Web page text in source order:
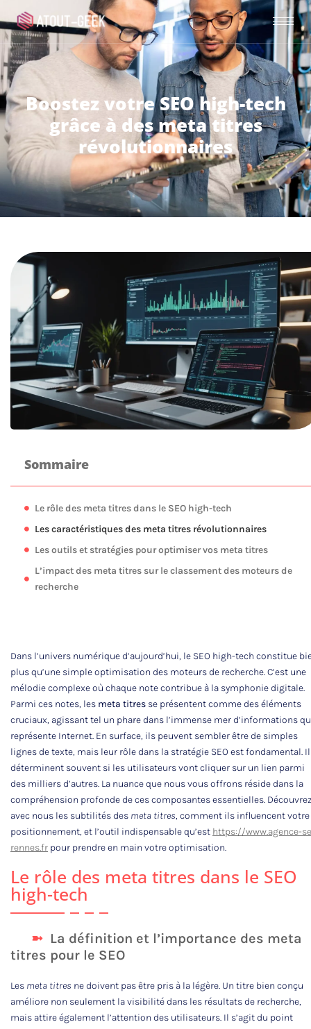
Boostez votre SEO high-tech
grâce à des meta titres
révolutionnaires
Sommaire
Le rôle des meta titres dans le SEO high-tech
Les caractéristiques des meta titres révolutionnaires
Les outils et stratégies pour optimiser vos meta titres
L’impact des meta titres sur le classement des moteurs de
recherche
Dans l’univers numérique d’aujourd’hui, le SEO high-tech constitue
plus qu’une simple optimisation des moteurs de recherche. C’est une
mélodie complexe où chaque note contribue à la symphonie digitale.
Parmi ces notes, les meta titres se présentent comme des éléments
cruciaux, agissant tel un phare dans l’immense mer d’informations
représente Internet. En surface, ils peuvent sembler être de simples
lignes de texte, mais leur rôle dans la stratégie SEO est fondamental.
déterminent souvent si les utilisateurs vont cliquer sur un lien parmi
des milliers d’autres. La nuance que nous vous offrons réside dans la
compréhension profonde de ces composantes essentielles.
avec nous les subtilités des meta titres, comment ils influencent votre
positionnement, et l’outil indispensable qu’est https://www.agence-
rennes.fr pour prendre en main votre optimisation.
Le rôle des meta titres dans le SEO
high-tech
La définition et l’importance des meta
titres pour le SEO
Les meta titres ne doivent pas être pris à la légère. Un titre bien conçu
améliore non seulement la visibilité dans les résultats de recherche,
mais attire également l’attention des utilisateurs. Il s’agit du point